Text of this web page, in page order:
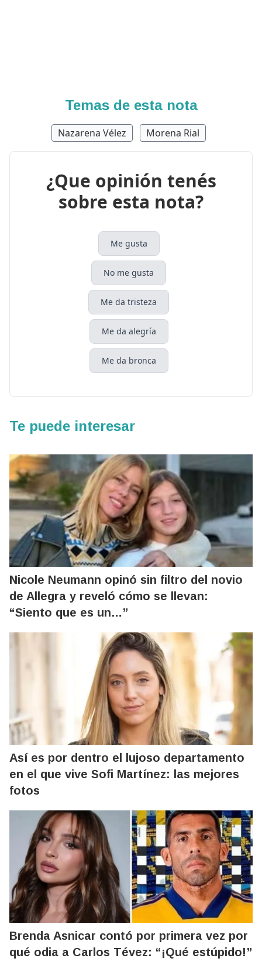
Temas de esta nota
Nazarena Vélez Morena Rial
¿Que opinión tenés
sobre esta nota?
Me gusta
No me gusta
Me da tristeza
Me da alegría
Me da bronca
Te puede interesar
Nicole Neumann opinó sin filtro del novio
de Allegra y reveló cómo se llevan:
“Siento que es un…”
Así es por dentro el lujoso departamento
en el que vive Sofi Martínez: las mejores
fotos
Brenda Asnicar contó por primera vez por
qué odia a Carlos Tévez: “¡Qué estúpido!”